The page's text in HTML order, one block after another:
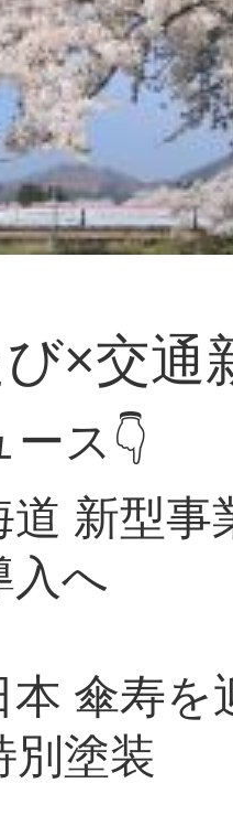
×交通
ス👇
新型
入へ
本 傘寿
別塗装